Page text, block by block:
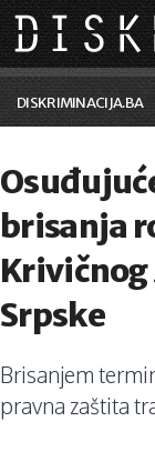
Skip to main
DISKRIMINACIJA.BA
Vijesti i
Aktuelne teme
Kolumne
Lične priče
Saradnja sa
brisanja
Srpske
Brisanjem
pravna zaštita